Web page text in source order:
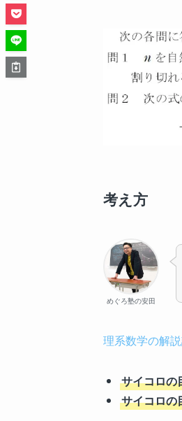
考え方
めぐろ塾の安田
理系数学の解
サイコロ
サイコロ